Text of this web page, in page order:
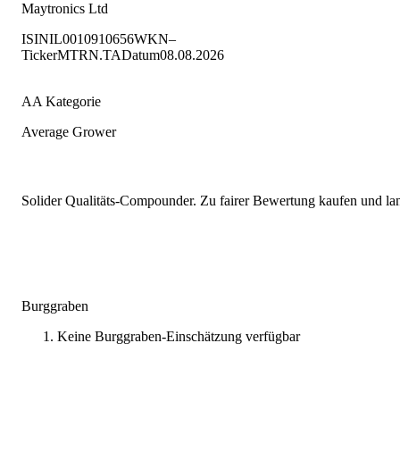
Maytronics Ltd
ISINIL0010910656WKN–
TickerMTRN.TADatum08.08.2026
AA Kategorie
Average Grower
Solider Qualitäts-Compounder. Zu fairer Bewertung kaufen und
Burggraben
Keine Burggraben-Einschätzung verfügbar